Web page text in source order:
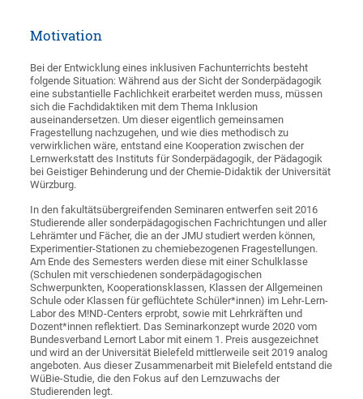
Motivation
Bei der Entwicklung eines inklusiven Fachunterrichts besteht
folgende Situation: Während aus der Sicht der Sonderpädagogik
eine substantielle Fachlichkeit erarbeitet werden muss, müssen
sich die Fachdidaktiken mit dem Thema Inklusion
auseinandersetzen. Um dieser eigentlich gemeinsamen
Fragestellung nachzugehen, und wie dies methodisch zu
verwirklichen wäre, entstand eine Kooperation zwischen der
Lernwerkstatt des Instituts für Sonderpädagogik, der Pädagogik
bei Geistiger Behinderung und der Chemie-Didaktik der Universität
Würzburg.
In den fakultätsübergreifenden Seminaren entwerfen seit 2016
Studierende aller sonderpädagogischen Fachrichtungen und aller
Lehrämter und Fächer, die an der JMU studiert werden können,
Experimentier-Stationen zu chemiebezogenen Fragestellungen.
Am Ende des Semesters werden diese mit einer Schulklasse
(Schulen mit verschiedenen sonderpädagogischen
Schwerpunkten, Kooperationsklassen, Klassen der Allgemeinen
Schule oder Klassen für geflüchtete Schüler*innen) im Lehr-Lern-
Labor des M!ND-Centers erprobt, sowie mit Lehrkräften und
Dozent*innen reflektiert. Das Seminarkonzept wurde 2020 vom
Bundesverband Lernort Labor mit einem 1. Preis ausgezeichnet
und wird an der Universität Bielefeld mittlerweile seit 2019 analog
angeboten. Aus dieser Zusammenarbeit mit Bielefeld entstand die
WüBie-Studie, die den Fokus auf den Lernzuwachs der
Studierenden legt.